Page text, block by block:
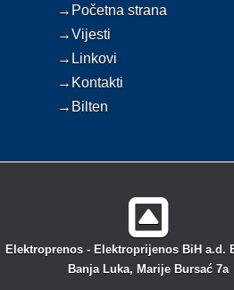
→Početna strana
→Vijesti
→Linkovi
→Kontakti
→Bilten
Elektroprenos - Elektroprijenos BiH a.d.
Banja Luka, Marije Bursać 7a